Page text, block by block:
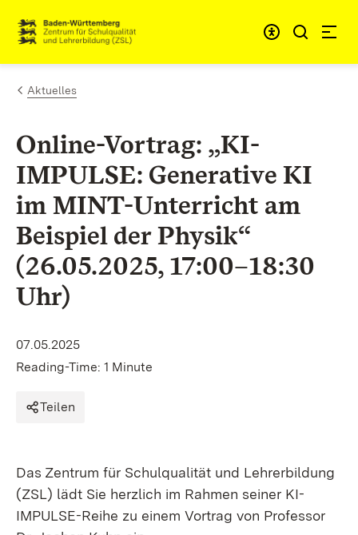
Skip to content
Link to homepage
Aktuelles
Online-Vortrag: „KI-
IMPULSE: Generative KI
im MINT-Unterricht am
Beispiel der Physik“
(26.05.2025, 17:00–18:30
Uhr)
07.05.2025
Reading-Time: 1 Minute
Teilen
Das Zentrum für Schulqualität und Lehrerbildung
(ZSL) lädt Sie herzlich im Rahmen seiner KI-
IMPULSE-Reihe zu einem Vortrag von Professor